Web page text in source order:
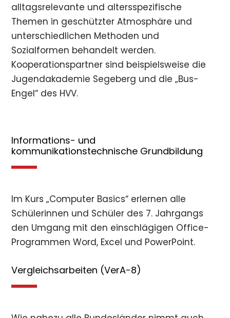
alltagsrelevante und altersspezifische
Themen in geschützter Atmosphäre und
unterschiedlichen Methoden und
Sozialformen behandelt werden.
Kooperationspartner sind beispielsweise die
Jugendakademie Segeberg und die „Bus-
Engel“ des HVV.
Informations- und
kommunikationstechnische Grundbildung
Im Kurs „Computer Basics“ erlernen alle
Schülerinnen und Schüler des 7. Jahrgangs
den Umgang mit den einschlägigen Office-
Programmen Word, Excel und PowerPoint.
Vergleichsarbeiten (VerA-8)